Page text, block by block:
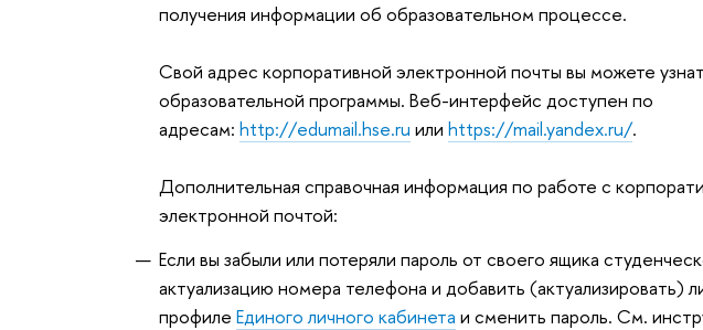
получения информации об образовательном процессе.
Свой адрес корпоративной электронной почты вы можете
образовательной программы. Веб-интерфейс доступен по
адресам:http://edumail.hse.ru илиhttps://mail.yandex.ru/.
Дополнительная справочная информация по работе с
электронной почтой:
Если вы забыли или потеряли пароль от своего ящика
актуализацию номера телефона и добавить (актуализировать)
профилеЕдиного личного кабинета и сменить пароль. См.